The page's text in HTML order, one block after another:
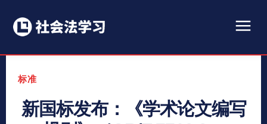
标准
新国标发布：《学术论文编写